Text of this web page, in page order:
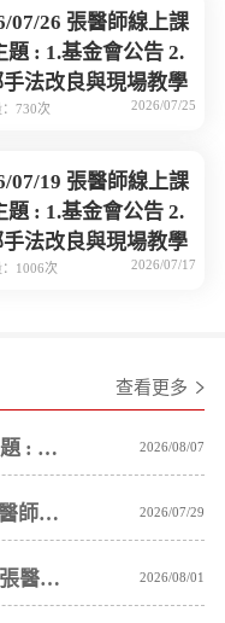
07/26 張醫師線上課
: 1.基金會公告 2.
手法改良與現場教學
730次 2026/07/25
07/19 張醫師線上課
: 1.基金會公告 2.
手法改良與現場教學
1006次 2026/07/17
查看更多
方法 2026/08/07
單公告 2026/07/29
名單公告 2026/08/01